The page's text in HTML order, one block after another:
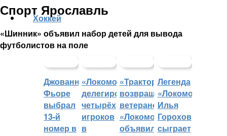
Спорт Ярославль
«Шинник» объявил набор детей для вывода
футболистов на поле
Хоккей
Джованни
Фьоре
выбрал
13-й
номер в
«Локомотив»
делегировал
четырёх
игроков
в
«Трактор»
возвращает
ветеранов,
«Локомотив»
объявил
Легенда
«Локомотива»
Илья
Горохов
сыграет